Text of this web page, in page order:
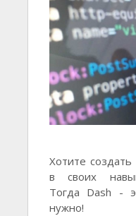
Хотите
в своих
Тогда Dash -
нужно!